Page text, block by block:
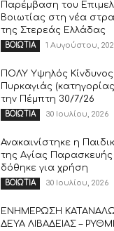
Παρέμβαση του
Βοιωτίας στη νέα
της Στερεάς Ελλάδας
ΒΟΙΩΤΙΑ 1 Αυγούστου,
ΠΟΛΥ Υψηλός Κίνδυνος
Πυρκαγιάς
την Πέμπτη 30/7/26
ΒΟΙΩΤΙΑ 30 Ιουλίου, 2026
Ανακαινίστηκε η
της Αγίας Παρασκευής
δόθηκε για χρήση
ΒΟΙΩΤΙΑ 30 Ιουλίου, 2026
ΕΝΗΜΕΡΩΣΗ
ΔΕΥΑ ΛΙΒΑΔΕΙΑΣ –